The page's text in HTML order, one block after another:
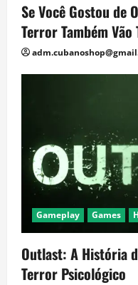
Se Você Gostou de
Terror Também
Gameplay Games
Outlast: A História
Terror Psicológico